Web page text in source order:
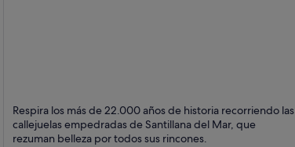
Santillana del Mar
Puntos fuertes: Patrimonio histórico, Arte y
Catedrales
Respira los más de 22.000 años de historia recorriendo las
callejuelas empedradas de Santillana del Mar, que
rezuman belleza por todos sus rincones.